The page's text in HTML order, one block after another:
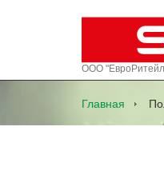
ООО
Главная